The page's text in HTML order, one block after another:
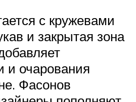
с кружевами
и закрытая зона
и очарования
Фасонов